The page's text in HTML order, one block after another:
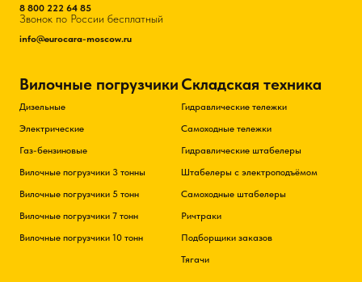
8 800 222 64 85
Звонок по России бесплатный
info@eurocara-moscow.ru
Вилочные погрузчики
Дизельные
Электрические
Газ-бензиновые
Вилочные погрузчики 3 тонны
Вилочные погрузчики 5 тонн
Вилочные погрузчики 7 тонн
Вилочные погрузчики 10 тонн
Складская техника
Гидравлические тележки
Самоходные тележки
Гидравлические штабелеры
Штабелеры с электроподъёмом
Самоходные штабелеры
Ричтраки
Подборщики заказов
Тягачи